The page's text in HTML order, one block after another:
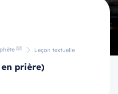
Le résumé de la biographie du Prophète ﷺ Leçon textuelle
prière)